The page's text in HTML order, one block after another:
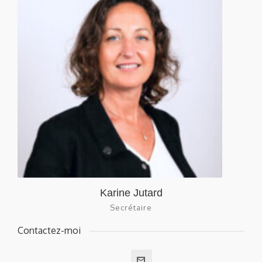
Karine Jutard
Secrétaire
Contactez-moi